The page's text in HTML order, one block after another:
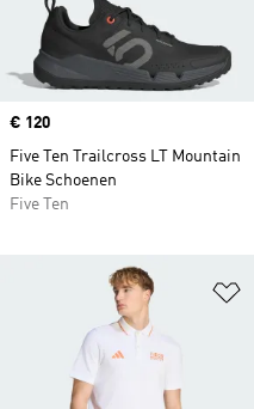
Price
€ 120
Five Ten Trailcross LT Mountain
Bike Schoenen
Five Ten